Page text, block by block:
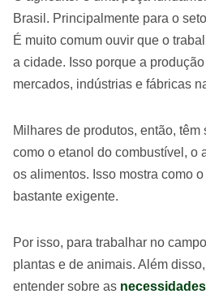
Brasil. Principalmente para o
É muito comum ouvir que o
a cidade. Isso porque a
mercados, indústrias e fábricas
Milhares de produtos, então, têm
como o etanol do combustível, o
os alimentos. Isso mostra como
bastante exigente.
Por isso, para trabalhar no
plantas e de animais. Além
entender sobre as